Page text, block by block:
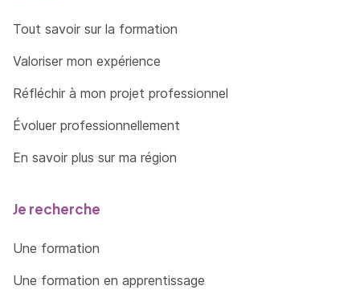
Tout savoir sur la formation
Valoriser mon expérience
Réfléchir à mon projet professionnel
Évoluer professionnellement
En savoir plus sur ma région
Je recherche
Une formation
Une formation en apprentissage